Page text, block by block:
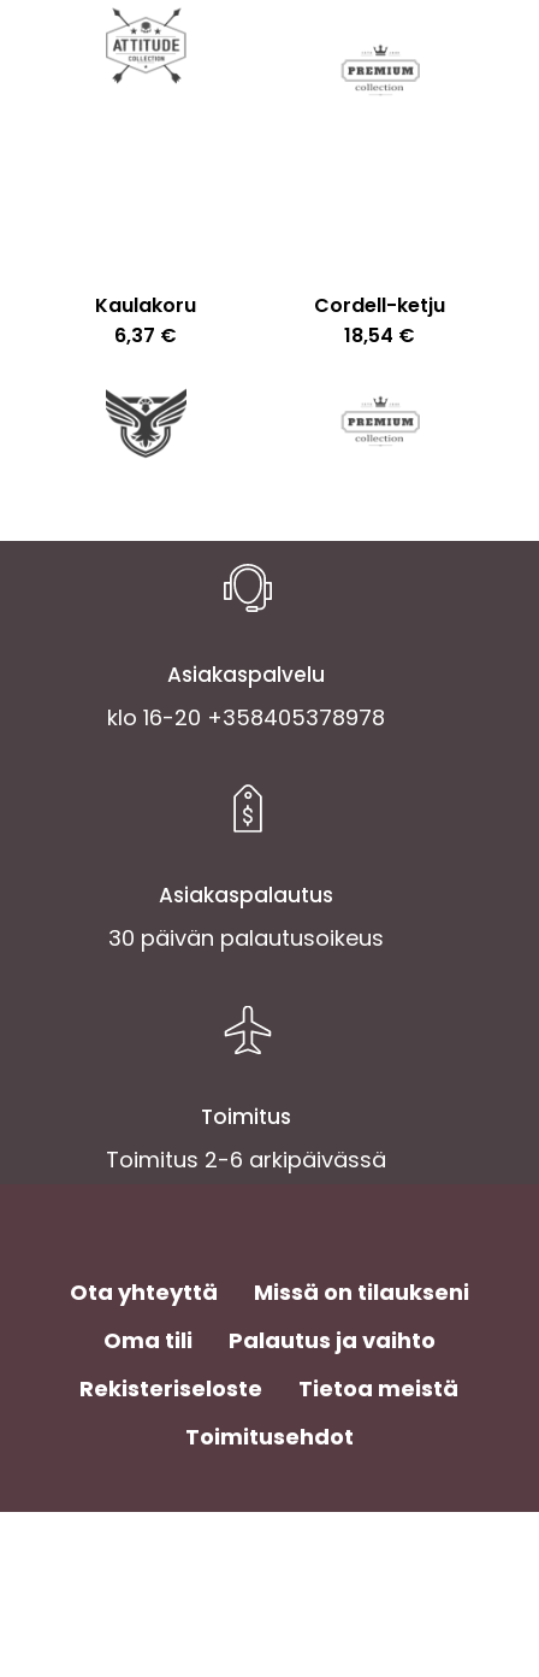
Välisumma: 0,00
Näytä Ostoskori
Kaulakoru
6,37 €
Cordell-ketju
18,54 €
Asiakaspalvelu
klo 16-20 +358405378978
Asiakaspalautus
30 päivän palautusoikeus
Toimitus
Toimitus 2-6 arkipäivässä
Ota yhteyttä
Missä on tilaukseni
Oma tili
Palautus ja vaihto
Rekisteriseloste
Tietoa meistä
Toimitusehdot